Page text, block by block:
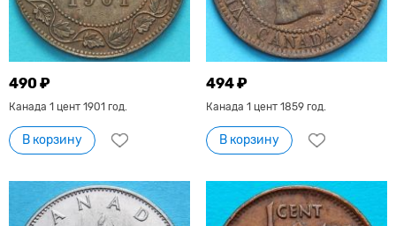
490 ₽
Канада 1 цент 1901 год.
В корзину
494 ₽
Канада 1 цент 1859 год.
В корзину